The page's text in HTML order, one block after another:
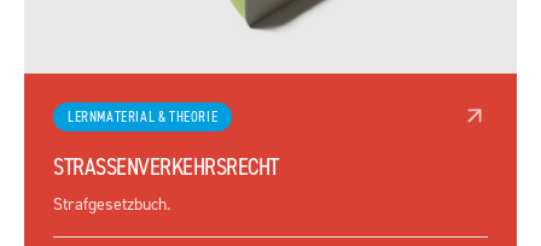
LERNMATERIAL & THEORIE
STRASSENVERKEHRSRECHT
Strafgesetzbuch.